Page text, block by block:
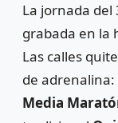
La jornada del
grabada en la
Las calles
de
Media